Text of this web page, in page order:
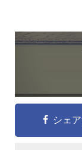
シェ